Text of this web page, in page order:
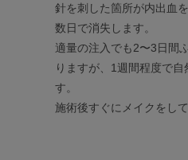
針を刺した箇所が内出血
数日で消失します。
適量の注入でも2〜3日間
りますが、1週間程度で
す。
施術後すぐにメイクをし